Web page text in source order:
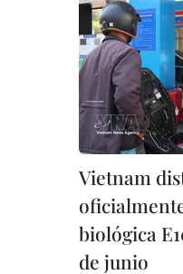
Vietnam
biológica
de junio